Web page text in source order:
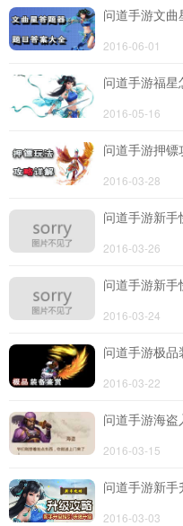
问道手游文
2016-06-01
问道手游福
2016-05-16
问道手游押
2016-03-28
问道手游新
2016-03-26
问道手游新
2016-03-24
问道手游极
2016-03-22
问道手游海
2016-03-15
问道手游新
2016-03-03